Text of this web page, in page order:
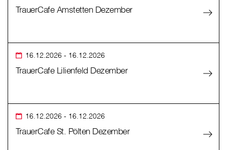
TrauerCafe Amstetten Dezember
16.12.2026 - 16.12.2026
TrauerCafe Lilienfeld Dezember
16.12.2026 - 16.12.2026
TrauerCafe St. Pölten Dezember